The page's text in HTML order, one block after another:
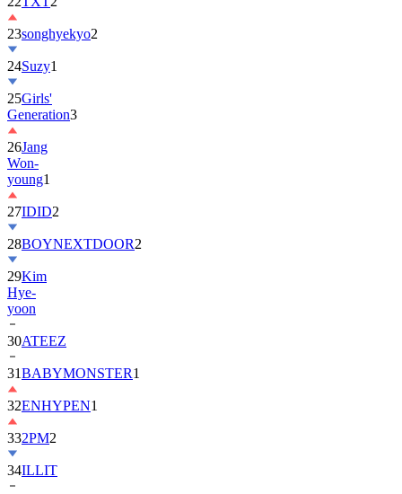
23songhyekyo2
24Suzy1
25Girls'
Generation3
26Jang
Won-
young1
27IDID2
28BOYNEXTDOOR2
29Kim
Hye-
yoon
30ATEEZ
31BABYMONSTER1
32ENHYPEN1
332PM2
34ILLIT